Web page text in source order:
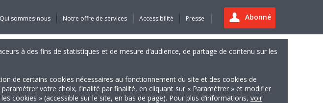
Abonné
Qui sommes-nous Notre offre de services Accessibilité Presse
à des fins de statistiques et de mesure d’audience, de partage de contenu sur les
de certains cookies nécessaires au fonctionnement du site et des cookies de
votre choix, finalité par finalité, en cliquant sur « Paramétrer » et modifier
cookies » (accessible sur le site, en bas de page). Pour plus d’informations, voir